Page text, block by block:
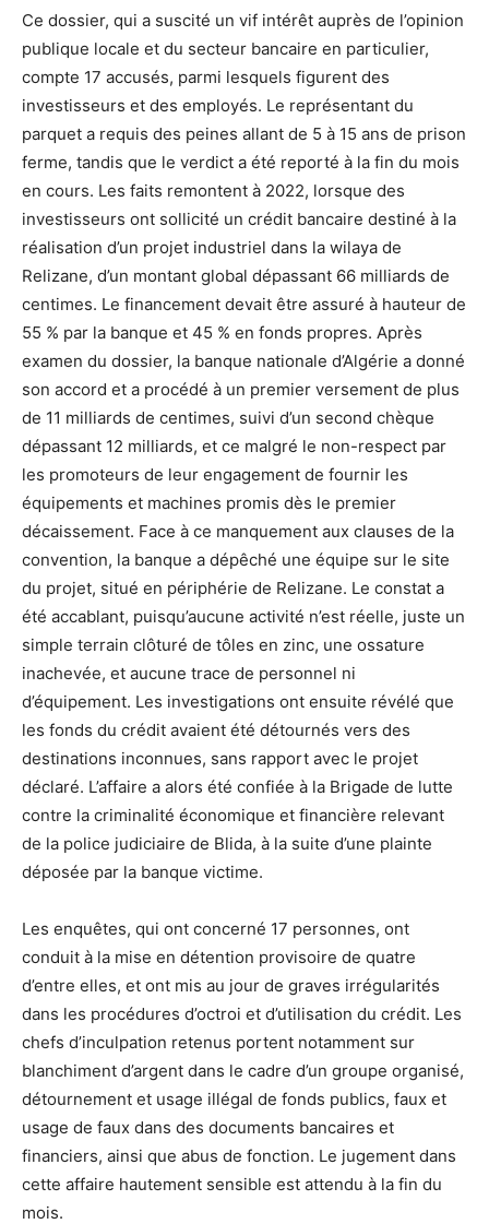
Ce dossier, qui a suscité un vif intérêt auprès de l’opinion
publique locale et du secteur bancaire en particulier,
compte 17 accusés, parmi lesquels figurent des
investisseurs et des employés. Le représentant du
parquet a requis des peines allant de 5 à 15 ans de prison
ferme, tandis que le verdict a été reporté à la fin du mois
en cours. Les faits remontent à 2022, lorsque des
investisseurs ont sollicité un crédit bancaire destiné à la
réalisation d’un projet industriel dans la wilaya de
Relizane, d’un montant global dépassant 66 milliards de
centimes. Le financement devait être assuré à hauteur de
55 % par la banque et 45 % en fonds propres. Après
examen du dossier, la banque nationale d’Algérie a donné
son accord et a procédé à un premier versement de plus
de 11 milliards de centimes, suivi d’un second chèque
dépassant 12 milliards, et ce malgré le non-respect par
les promoteurs de leur engagement de fournir les
équipements et machines promis dès le premier
décaissement. Face à ce manquement aux clauses de la
convention, la banque a dépêché une équipe sur le site
du projet, situé en périphérie de Relizane. Le constat a
été accablant, puisqu’aucune activité n’est réelle, juste un
simple terrain clôturé de tôles en zinc, une ossature
inachevée, et aucune trace de personnel ni
d’équipement. Les investigations ont ensuite révélé que
les fonds du crédit avaient été détournés vers des
destinations inconnues, sans rapport avec le projet
déclaré. L’affaire a alors été confiée à la Brigade de lutte
contre la criminalité économique et financière relevant
de la police judiciaire de Blida, à la suite d’une plainte
déposée par la banque victime.
Les enquêtes, qui ont concerné 17 personnes, ont
conduit à la mise en détention provisoire de quatre
d’entre elles, et ont mis au jour de graves irrégularités
dans les procédures d’octroi et d’utilisation du crédit. Les
chefs d’inculpation retenus portent notamment sur
blanchiment d’argent dans le cadre d’un groupe organisé,
détournement et usage illégal de fonds publics, faux et
usage de faux dans des documents bancaires et
financiers, ainsi que abus de fonction. Le jugement dans
cette affaire hautement sensible est attendu à la fin du
mois.